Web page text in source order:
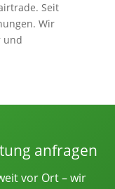
Seit
Wir
und
anfragen
vor Ort – wir